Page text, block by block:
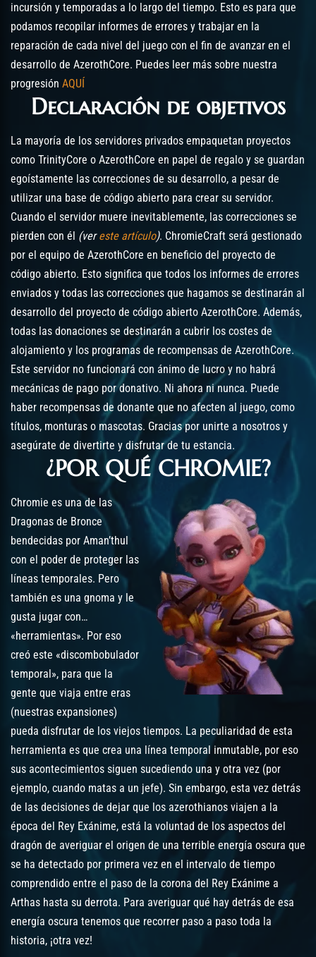
incursión y temporadas a lo largo del tiempo. Esto es para que
podamos recopilar informes de errores y trabajar en la
reparación de cada nivel del juego con el fin de avanzar en el
desarrollo de AzerothCore. Puedes leer más sobre nuestra
progresión AQUÍ
Declaración de objetivos
La mayoría de los servidores privados empaquetan proyectos
como TrinityCore o AzerothCore en papel de regalo y se guardan
egoístamente las correcciones de su desarrollo, a pesar de
utilizar una base de código abierto para crear su servidor.
Cuando el servidor muere inevitablemente, las correcciones se
pierden con él (vereste artículo). ChromieCraft será gestionado
por el equipo de AzerothCore en beneficio del proyecto de
código abierto. Esto significa que todos los informes de errores
enviados y todas las correcciones que hagamos se destinarán al
desarrollo del proyecto de código abierto AzerothCore. Además,
todas las donaciones se destinarán a cubrir los costes de
alojamiento y los programas de recompensas de AzerothCore.
Este servidor no funcionará con ánimo de lucro y no habrá
mecánicas de pago por donativo. Ni ahora ni nunca. Puede
haber recompensas de donante que no afecten al juego, como
títulos, monturas o mascotas. Gracias por unirte a nosotros y
asegúrate de divertirte y disfrutar de tu estancia.
¿POR QUÉ CHROMIE?
Chromie es una de las
Dragonas de Bronce
bendecidas por Aman’thul
con el poder de proteger las
líneas temporales. Pero
también es una gnoma y le
gusta jugar con…
«herramientas». Por eso
creó este «discombobulador
temporal», para que la
gente que viaja entre eras
(nuestras expansiones)
pueda disfrutar de los viejos tiempos. La peculiaridad de esta
herramienta es que crea una línea temporal inmutable, por eso
sus acontecimientos siguen sucediendo una y otra vez (por
ejemplo, cuando matas a un jefe). Sin embargo, esta vez detrás
de las decisiones de dejar que los azerothianos viajen a la
época del Rey Exánime, está la voluntad de los aspectos del
dragón de averiguar el origen de una terrible energía oscura que
se ha detectado por primera vez en el intervalo de tiempo
comprendido entre el paso de la corona del Rey Exánime a
Arthas hasta su derrota. Para averiguar qué hay detrás de esa
energía oscura tenemos que recorrer paso a paso toda la
historia, ¡otra vez!